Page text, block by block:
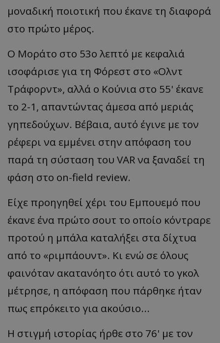
μοναδική ποιοτική που έκανε τη διαφορά
στο πρώτο μέρος.
Ο Μοράτο στο 53ο λεπτό με κεφαλιά
ισοφάρισε για τη Φόρεστ στο «Ολντ
Τράφορντ», αλλά ο Κούνια στο 55' έκανε
το 2-1, απαντώντας άμεσα από μεριάς
γηπεδούχων. Βέβαια, αυτό έγινε με τον
ρέφερι να εμμένει στην απόφαση του
παρά τη σύσταση του VAR να ξαναδεί τη
φάση στο on-field review.
Είχε προηγηθεί χέρι του Εμπουεμό που
έκανε ένα πρώτο σουτ το οποίο κόντραρε
προτού η μπάλα καταλήξει στα δίχτυα
από το «ριμπάουντ». Κι ενώ σε όλους
φαινόταν ακατανόητο ότι αυτό το γκολ
μέτρησε, η απόφαση που πάρθηκε ήταν
πως επρόκειτο για ακούσιο...
Η στιγμή ιστορίας ήρθε στο 76' με τον